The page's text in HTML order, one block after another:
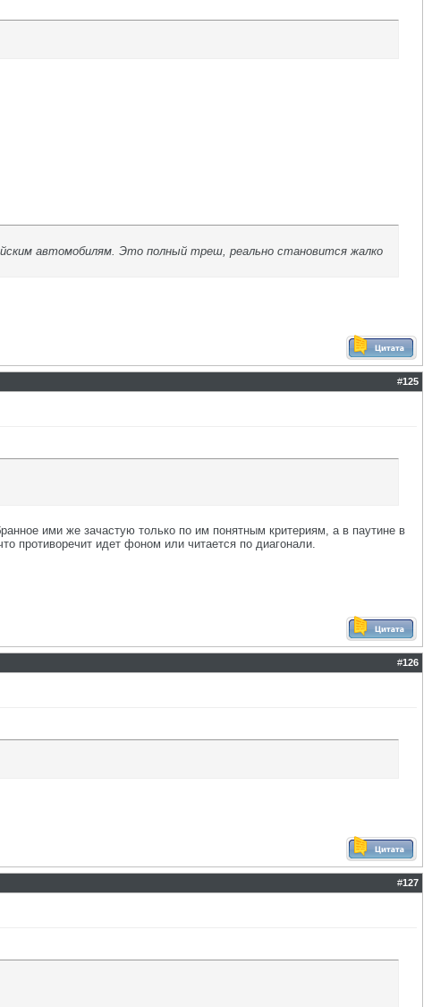
автомобилям. Это полный треш, реально становится жалко
#125
ими же зачастую только по им понятным критериям, а в паутине в
противоречит идет фоном или читается по диагонали.
#126
#127